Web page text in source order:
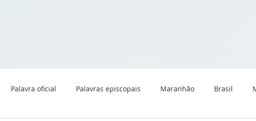
Palavra oficial Palavras episcopais Maranhão Brasil